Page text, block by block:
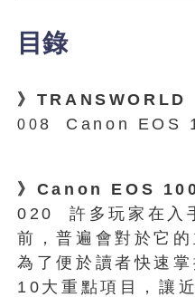
目錄
》TRANSWORLD
008 Canon EOS
》Canon EOS
020 許多玩家在入
前，普遍會對於它
為了便於讀者快速
10大重點項目，讓